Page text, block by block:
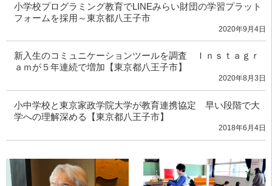
小学校プログラミング教育でLINEみらい財団の学習プラット
フォームを採用～東京都八王子市
2020年9月4日
新入生のコミュニケーションツールを調査 Ｉｎｓｔａｇｒ
ａｍが５年連続で増加【東京都八王子市】
2020年8月3日
小中学校と東京家政学院大学が教育連携協定 早い段階で大
学への理解深める【東京都八王子市】
2018年6月4日